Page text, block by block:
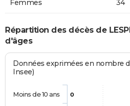
Femmes 34
Répartition des décès de
d'âges
Données exprimées en nombre
Insee)
0
Moins de 10 ans